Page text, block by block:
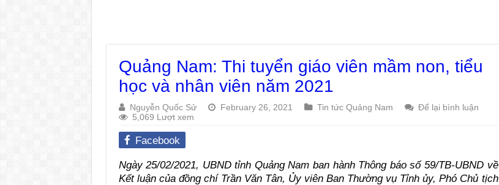
Quảng Nam: Thi tuyển giáo viên mầm non, tiểu
học và nhân viên năm 2021
Nguyễn Quốc Sử February 26, 2021 Tin tức Quảng Nam
Để lại bình luận
5,069 Lượt xem
Facebook
Ngày 25/02/2021, UBND tỉnh Quảng Nam ban hành Thông báo số 59/TB-UBND về
Kết luận của đồng chí Trần Văn Tân, Ủy viên Ban Thường vụ Tỉnh ủy, Phó Chủ tịch